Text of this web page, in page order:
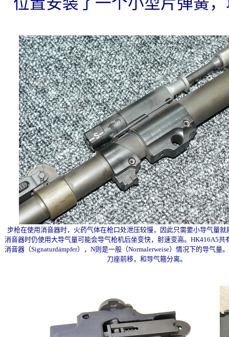
步枪在使用消音器时，火药气体在枪口处泄压较慢，因此只需要小导气量就
消音器时仍使用大导气量可能会导气枪机后坐变快，射速变高。HK416A5共
消音器（Signaturdämpfer），N则是一般（Normalerweise）情况下的导气量
刀座前移，和导气箍分离。